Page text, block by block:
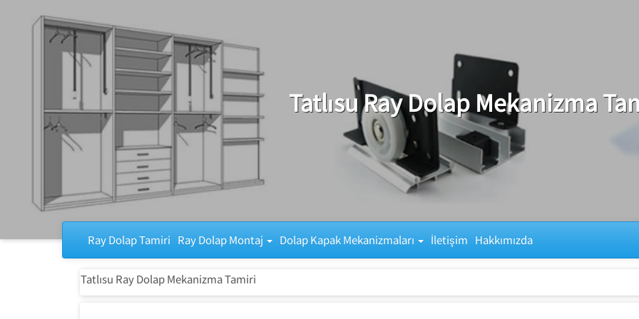
Tatlısu Ray Dolap Mekanizma
Ray Dolap Tamiri Ray Dolap Montaj Dolap Kapak Mekanizmaları İletişim Hakkımızda
Tatlısu Ray Dolap Mekanizma Tamiri